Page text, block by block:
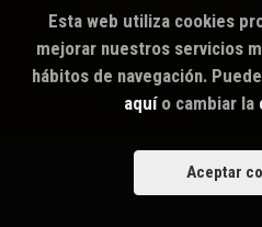
2026 © Sputnik librería café.
Grupo
Esta web utiliza cookies
mejorar nuestros servicios
hábitos de navegación.
aquío cambiar la
Aceptar